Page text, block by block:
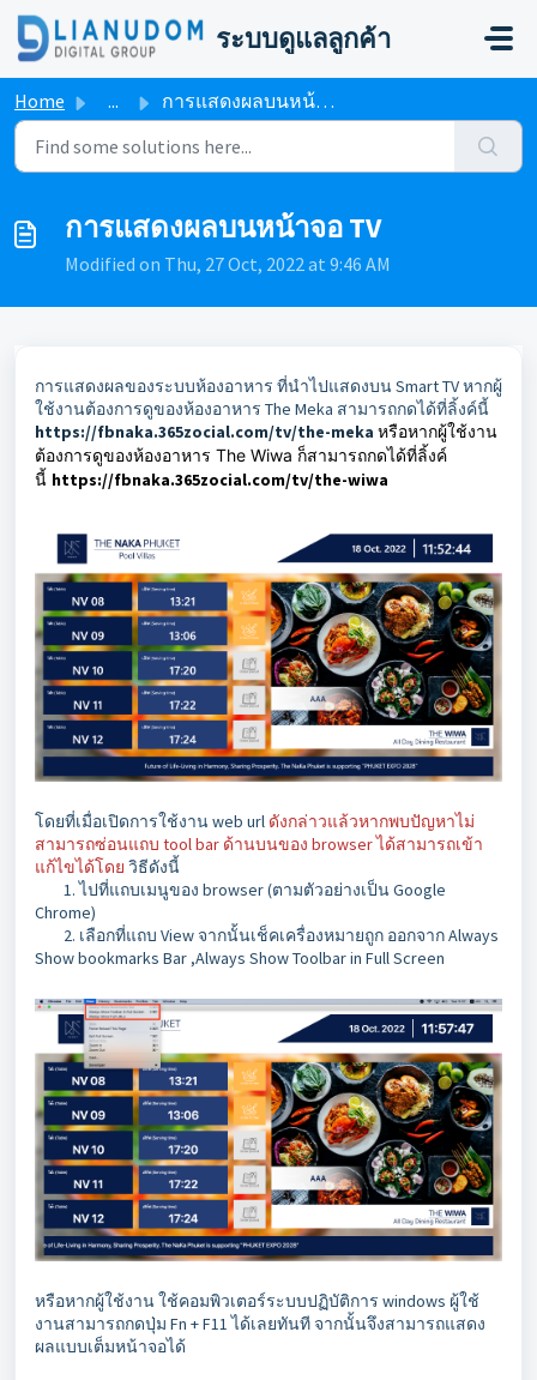
Skip to main content
ระบบดูแลลูกค้า
Home ... การแสดงผลบนหน้าจอ TV
การแสดงผลบนหน้าจอ TV
Modified on Thu, 27 Oct, 2022 at 9:46 AM
การแสดงผลของระบบห้องอาหาร ที่นำไปแสดงบน Smart TV หากผู้
ใช้งานต้องการดูของห้องอาหาร The Meka สามารถกดได้ที่ลิ้งค์นี้
https://fbnaka.365zocial.com/tv/the-meka หรือหากผู้ใช้งาน
ต้องการดูของห้องอาหาร The Wiwa ก็สามารถกดได้ที่ลิ้งค์
นี้ https://fbnaka.365zocial.com/tv/the-wiwa
โดยที่เมื่อเปิดการใช้งาน web url ดังกล่าวแล้วหากพบปัญหาไม่
สามารถซ่อนแถบ tool bar ด้านบนของ browser ได้สามารถเข้า
แก้ไขได้โดย วิธีดังนี้
1. ไปที่แถบเมนูของ browser (ตามตัวอย่างเป็น Google
Chrome)
2. เลือกที่แถบ View จากนั้นเช็คเครื่องหมายถูก ออกจากAlways
Show bookmarks Bar ,Always Show Toolbar in Full Screen
หรือหากผู้ใช้งาน ใช้คอมพิวเตอร์ระบบปฏิบัติการ windows ผู้ใช้
งานสามารถกดปุ่ม Fn + F11 ได้เลยทันที จากนั้นจึงสามารถแสดง
ผลแบบเต็มหน้าจอได้